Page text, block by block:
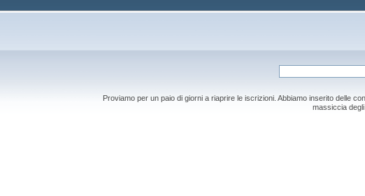
Proviamo per un paio di giorni a riaprire le iscrizioni. Abbiamo inserito delle
massiccia